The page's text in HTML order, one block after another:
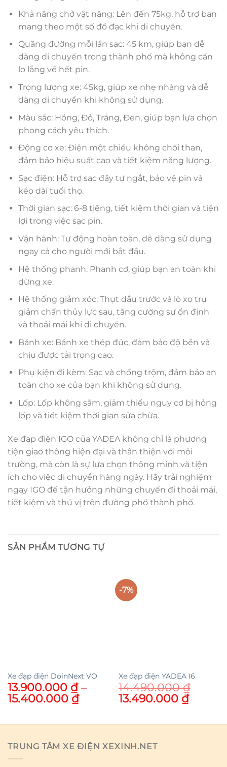
Khả năng chở vật nặng: Lên đến 75kg, hỗ trợ bạn
mang theo một số đồ đạc khi di chuyển.
Quãng đường mỗi lần sạc: 45 km, giúp bạn dễ
dàng di chuyển trong thành phố mà không cần
lo lắng về hết pin.
Trọng lượng xe: 45kg, giúp xe nhẹ nhàng và dễ
dàng di chuyển khi không sử dụng.
Màu sắc: Hồng, Đỏ, Trắng, Đen, giúp bạn lựa chọn
phong cách yêu thích.
Động cơ xe: Điện một chiều không chổi than,
đảm bảo hiệu suất cao và tiết kiệm năng lượng.
Sạc điện: Hỗ trợ sạc đầy tự ngắt, bảo vệ pin và
kéo dài tuổi thọ.
Thời gian sạc: 6-8 tiếng, tiết kiệm thời gian và tiện
lợi trong việc sạc pin.
Vận hành: Tự động hoàn toàn, dễ dàng sử dụng
ngay cả cho người mới bắt đầu.
Hệ thống phanh: Phanh cơ, giúp bạn an toàn khi
dừng xe.
Hệ thống giảm xóc: Thụt dầu trước và lò xo trụ
giảm chấn thủy lực sau, tăng cường sự ổn định
và thoải mái khi di chuyển.
Bánh xe: Bánh xe thép đúc, đảm bảo độ bền và
chịu được tải trọng cao.
Phụ kiện đi kèm: Sạc và chống trộm, đảm bảo an
toàn cho xe của bạn khi không sử dụng.
Lốp: Lốp không săm, giảm thiểu nguy cơ bị hỏng
lốp và tiết kiệm thời gian sửa chữa.
Xe đạp điện IGO của YADEA không chỉ là phương
tiện giao thông hiện đại và thân thiện với môi
trường, mà còn là sự lựa chọn thông minh và tiện
ích cho việc di chuyển hàng ngày. Hãy trải nghiệm
ngay IGO để tận hưởng những chuyến đi thoải mái,
tiết kiệm và thú vị trên đường phố thành phố.
SẢN PHẨM TƯƠNG TỰ
Xe đạp điện DoinNext VO
13.900.000 ₫ –
15.400.000 ₫Price
15.400.000 ₫
-7%
Xe đạp điện YADEA I6
14.490.000₫
Original
13.490.000 ₫
TRUNG TÂM XE ĐIỆN XEXINH.NET